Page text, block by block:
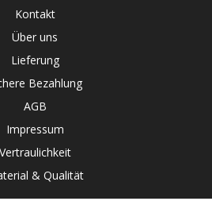
Kontakt
Über uns
Lieferung
Bezahlung
AGB
Impressum
Vertraulichkeit
& Qualität